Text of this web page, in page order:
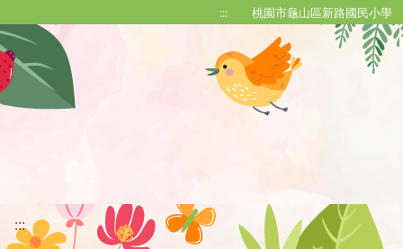
::: 桃園市龜山區新路國民小學
:::